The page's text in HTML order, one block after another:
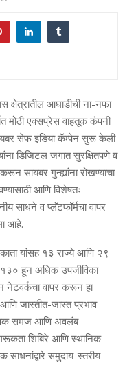
आघाडीची ना-नफा
मोठी एक्सप्रेस वाहतूक कंपनी
सेफ इंडिया कॅम्पेन सुरू केली
डिजिटल जगात सुरक्षितपणे व
सायबर गुन्ह्यांना रोखण्‍याचा
आणि विशेषतः
साधने व प्लॅटफॉर्मचा वापर
आहे.
यांसह १३ राज्ये आणि २९
हून अधिक उपजीविका
नेटवर्कचा वापर करून हा
जास्तीत-जास्त प्रभाव
समज आणि अवलंब
शिबिरे आणि स्थानिक
साधनांद्वारे समुदाय-स्तरीय